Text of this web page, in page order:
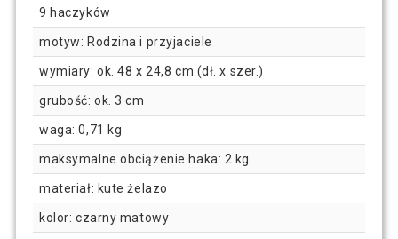
9 haczyków
motyw: Rodzina i przyjaciele
wymiary: ok. 48 x 24,8 cm (dł. x szer.)
grubość: ok. 3 cm
waga: 0,71 kg
maksymalne obciążenie haka: 2 kg
materiał: kute żelazo
kolor: czarny matowy